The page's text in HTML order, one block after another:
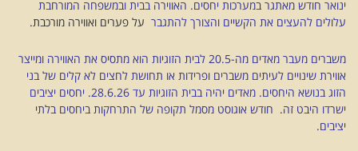
ינואר חודש מאתגר במערכות יחסים. האווירה בבית ובמשפחה המורחבת
עלולים להעצים את הקשיים והצורך להתגבר על פערים ואווירה מורכבת.
משברים מעבר מאדים מה-20.5 לבית הזוגיות הוא מתסיס את האווירה ומייצר
אווירת שינויים לעיתים משברים ופרידות או תחושת לחצים לא קלים של בני
הזוג בנושא היחסים. מאדים יהיה בבית הזוגיות עד 28.6.26. יחסים יציבים
ישרדו היבט זה. חודש אוגוסט מסמל תקופה של התרחקות ביחסים בלתי
יציבים.